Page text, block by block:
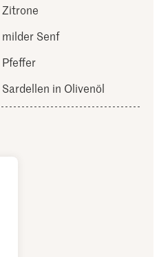
Zitrone
milder Senf
Pfeffer
Sardellen in Olivenöl